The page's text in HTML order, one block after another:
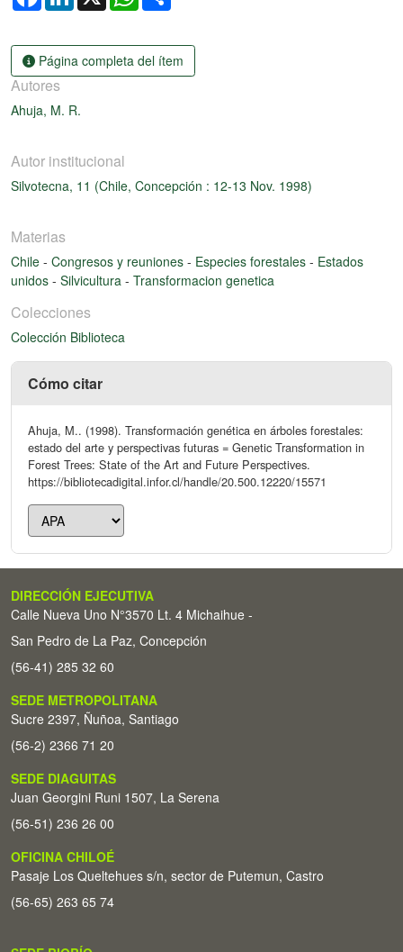
Página completa del ítem
Autores
Ahuja, M. R.
Autor institucional
Silvotecna, 11 (Chile, Concepción : 12-13 Nov. 1998)
Materias
Chile - Congresos y reuniones - Especies forestales - Estados
unidos - Silvicultura - Transformacion genetica
Colecciones
Colección Biblioteca
Cómo citar
Ahuja, M.. (1998). Transformación genética en árboles forestales:
estado del arte y perspectivas futuras = Genetic Transformation in
Forest Trees: State of the Art and Future Perspectives.
https://bibliotecadigital.infor.cl/handle/20.500.12220/15571
DIRECCIÓN EJECUTIVA
Calle Nueva Uno N°3570 Lt. 4 Michaihue -
San Pedro de La Paz, Concepción
(56-41) 285 32 60
SEDE METROPOLITANA
Sucre 2397, Ñuñoa, Santiago
(56-2) 2366 71 20
SEDE DIAGUITAS
Juan Georgini Runi 1507, La Serena
(56-51) 236 26 00
OFICINA CHILOÉ
Pasaje Los Queltehues s/n, sector de Putemun, Castro
(56-65) 263 65 74